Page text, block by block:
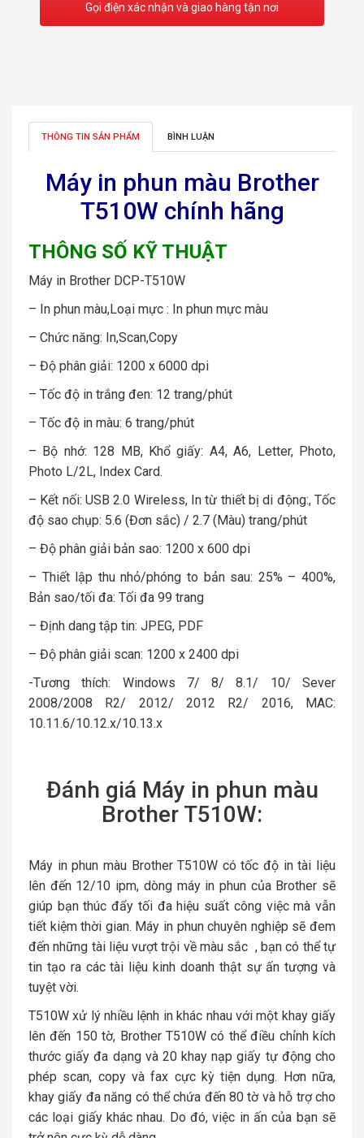
Gọi điện xác nhận và giao hàng tận nơi
THÔNG TIN SẢN PHẨM BÌNH LUẬN
Máy in phun màu Brother
T510W chính hãng
THÔNG SỐ KỸ THUẬT
Máy in Brother DCP-T510W
– In phun màu,Loại mực : In phun mực màu
– Chức năng: In,Scan,Copy
– Độ phân giải: 1200 x 6000 dpi
– Tốc độ in trắng đen: 12 trang/phút
– Tốc độ in màu: 6 trang/phút
– Bộ nhớ: 128 MB, Khổ giấy: A4, A6, Letter, Photo,
Photo L/2L, Index Card.
– Kết nối: USB 2.0 Wireless, In từ thiết bị di động:, Tốc
độ sao chụp: 5.6 (Đơn sắc) / 2.7 (Màu) trang/phút
– Độ phân giải bản sao: 1200 x 600 dpi
– Thiết lập thu nhỏ/phóng to bản sau: 25% – 400%,
Bản sao/tối đa: Tối đa 99 trang
– Định dang tập tin: JPEG, PDF
– Độ phân giải scan: 1200 x 2400 dpi
-Tương thích: Windows 7/ 8/ 8.1/ 10/ Sever
2008/2008 R2/ 2012/ 2012 R2/ 2016, MAC:
10.11.6/10.12.x/10.13.x
Đánh giá Máy in phun màu
Brother T510W:
Máy in phun màu Brother T510W có tốc độ in tài liệu
lên đến 12/10 ipm, dòng máy in phun của Brother sẽ
giúp bạn thúc đẩy tối đa hiệu suất công việc mà vẫn
tiết kiệm thời gian. Máy in phun chuyên nghiệp sẽ đem
đến những tài liệu vượt trội về màu sắc , bạn có thể tự
tin tạo ra các tài liệu kinh doanh thật sự ấn tượng và
tuyệt vời.
T510W xử lý nhiều lệnh in khác nhau với một khay giấy
lên đến 150 tờ, Brother T510W có thể điều chỉnh kích
thước giấy đa dạng và 20 khay nạp giấy tự động cho
phép scan, copy và fax cực kỳ tiện dụng. Hơn nữa,
khay giấy đa năng có thể chứa đến 80 tờ và hỗ trợ cho
các loại giấy khác nhau. Do đó, việc in ấn của bạn sẽ